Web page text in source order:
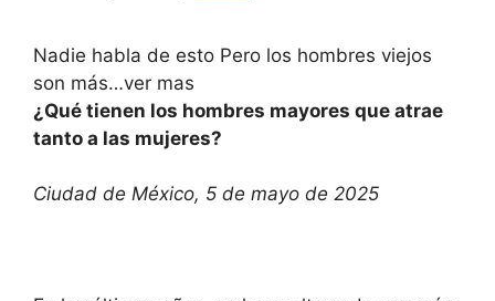
Nadie habla de esto Pero los hombres viejos
son más…ver mas
¿Qué tienen los hombres mayores que atrae
tanto a las mujeres?
Ciudad de México, 5 de mayo de 2025